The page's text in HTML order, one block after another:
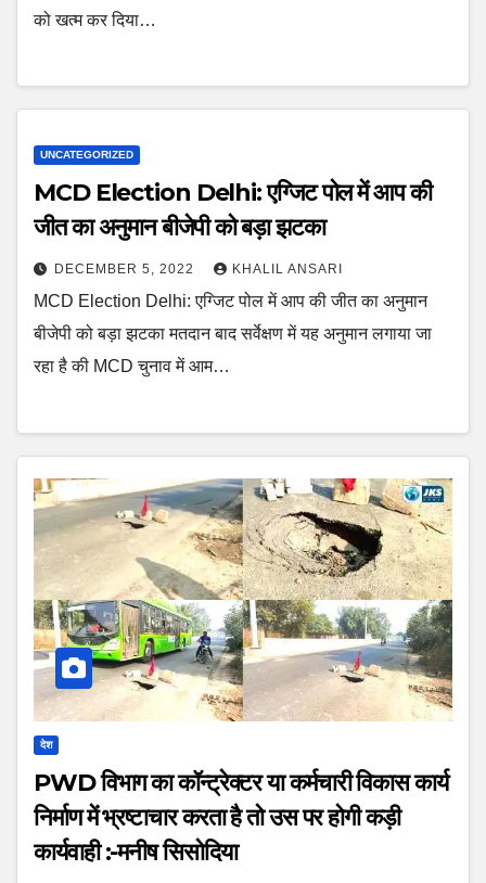
को खत्म कर दिया…
UNCATEGORIZED
MCD Election Delhi: एग्जिट पोल में आप की
जीत का अनुमान बीजेपी को बड़ा झटका
DECEMBER 5, 2022 KHALIL ANSARI
MCD Election Delhi: एग्जिट पोल में आप की जीत का अनुमान
बीजेपी को बड़ा झटका मतदान बाद सर्वेक्षण में यह अनुमान लगाया जा
रहा है की MCD चुनाव में आम…
देश
PWD विभाग का कॉन्ट्रेक्टर या कर्मचारी विकास कार्य
निर्माण में भ्रष्टाचार करता है तो उस पर होगी कड़ी
कार्यवाही :-मनीष सिसोदिया